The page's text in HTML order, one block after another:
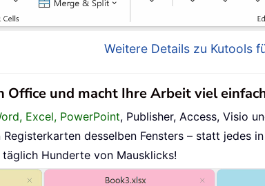
Weitere Details zu Kutools
und macht Ihre Arbeit viel
Excel, PowerPoint, Publisher, Access, Visio
desselben Fensters – statt jedes
Hunderte von Mausklicks!